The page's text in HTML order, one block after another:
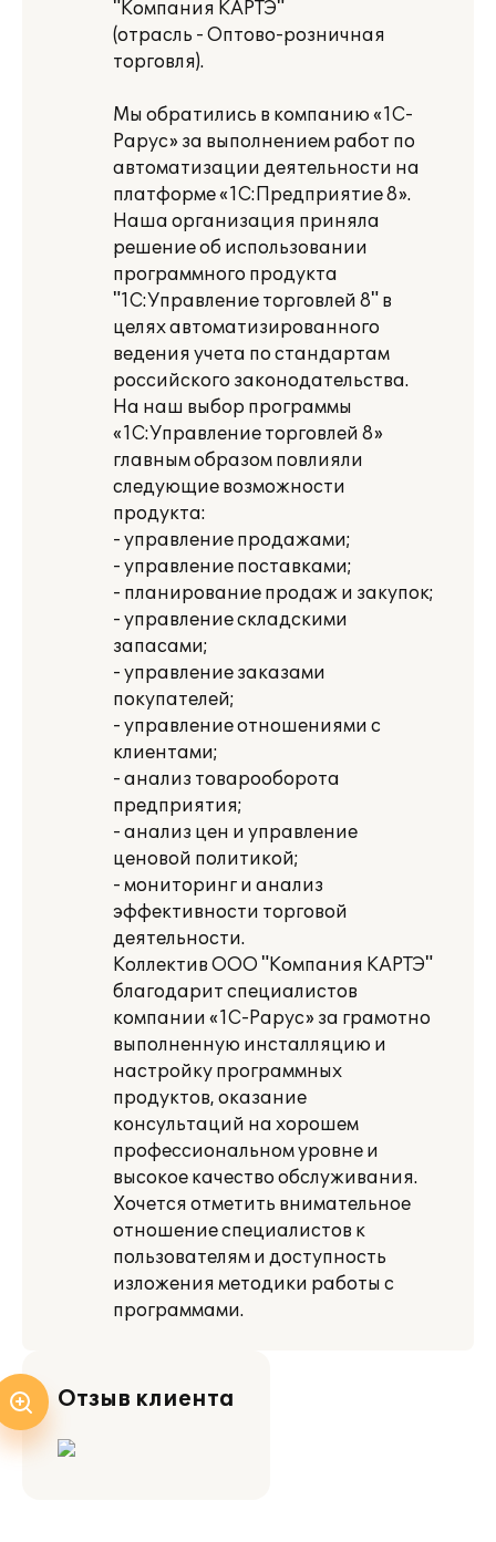
"Компания КАРТЭ"
(отрасль - Оптово-розничная
торговля).
Мы обратились в компанию «1С-
Рарус» за выполнением работ по
автоматизации деятельности на
платформе «1С:Предприятие 8».
Наша организация приняла
решение об использовании
программного продукта
"1С:Управление торговлей 8" в
целях автоматизированного
ведения учета по стандартам
российского законодательства.
На наш выбор программы
«1С:Управление торговлей 8»
главным образом повлияли
следующие возможности
продукта:
- управление продажами;
- управление поставками;
- планирование продаж и закупок;
- управление складскими
запасами;
- управление заказами
покупателей;
- управление отношениями с
клиентами;
- анализ товарооборота
предприятия;
- анализ цен и управление
ценовой политикой;
- мониторинг и анализ
эффективности торговой
деятельности.
Коллектив ООО "Компания КАРТЭ"
благодарит специалистов
компании «1С-Рарус» за грамотно
выполненную инсталляцию и
настройку программных
продуктов, оказание
консультаций на хорошем
профессиональном уровне и
высокое качество обслуживания.
Хочется отметить внимательное
отношение специалистов к
пользователям и доступность
изложения методики работы с
программами.
Отзыв клиента